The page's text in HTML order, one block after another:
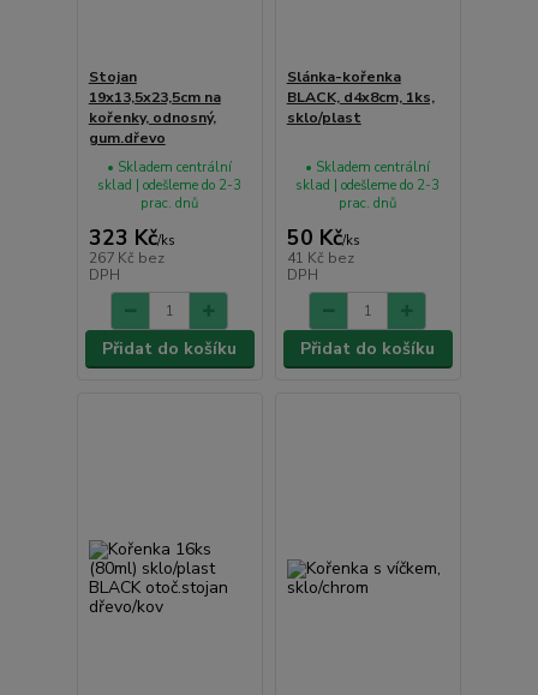
Stojan
19x13,5x23,5cm na
kořenky, odnosný,
gum.dřevo
323 Kč/ks
267 Kč bez
DPH
• Skladem centrální
sklad | odešleme do 2-3
prac. dnů
Přidat do košíku
Slánka-kořenka
BLACK, d4x8cm, 1ks,
sklo/plast
50 Kč/ks
41 Kč bez
DPH
• Skladem centrální
sklad | odešleme do 2-3
prac. dnů
Přidat do košíku